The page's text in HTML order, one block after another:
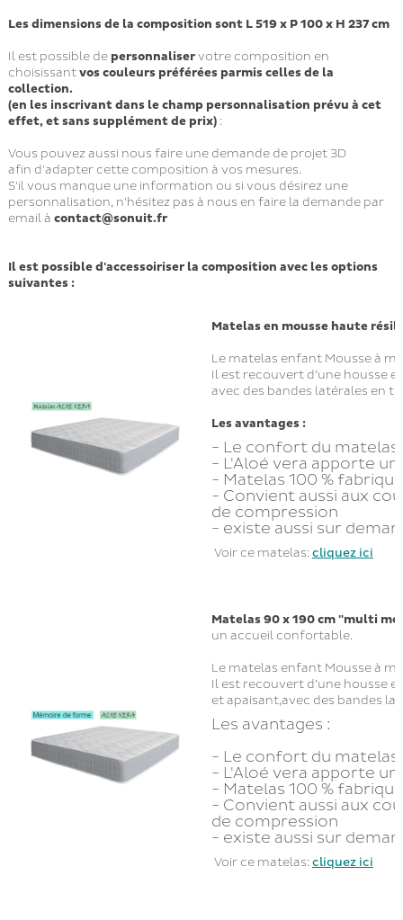
Les dimensions de la composition sont L 519 x P 100 x H 237 cm
Il est possible de personnaliservotre composition en
choisissantvos couleurs préférées parmis celles de la
collection.
(en les inscrivant dans le champ personnalisation prévu à cet
effet, et sans supplément de prix):
Vous pouvez aussi nous faire une demande de projet 3D
afin d'adapter cette composition à vos mesures.
S'il vous manque une information ou si vous désirez une
personnalisation, n'hésitez pas à nous en faire la demande par
email à contact@sonuit.fr
Il est possible d'accessoiriser la composition avec les options
suivantes :
Matelas en moussehaute
Le matelas enfant Mousse à
Il est recouvert d’une housse
avec des bandes latérales en
Les avantages :
- Le confort du matelas
- L'Aloé vera apporte
- Matelas 100 %
- Convient aussi aux
de compression
- existe aussi sur
Voir ce matelas:cliquez ici
Matelas 90 x 190 cm "multi
un accueil confortable.
Le matelas enfant Mousse à
Il est recouvert d’une housse
et apaisant,avec des bandes
Les avantages :
- Le confort du matelas
- L'Aloé vera apporte
- Matelas 100 %
- Convient aussi aux
de compression
- existe aussi sur
Voir ce matelas:cliquez ici